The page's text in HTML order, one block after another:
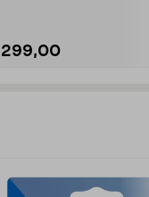
299,00